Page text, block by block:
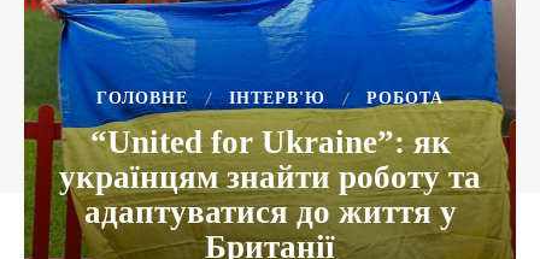
ГОЛОВНЕ ІНТЕРВ'Ю РОБОТА
“United for Ukraine”: як
українцям знайти роботу та
адаптуватися до життя у
Британії